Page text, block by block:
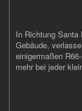
In Richtung Santa
Gebäude,
einigermaßen
mehr bei jeder